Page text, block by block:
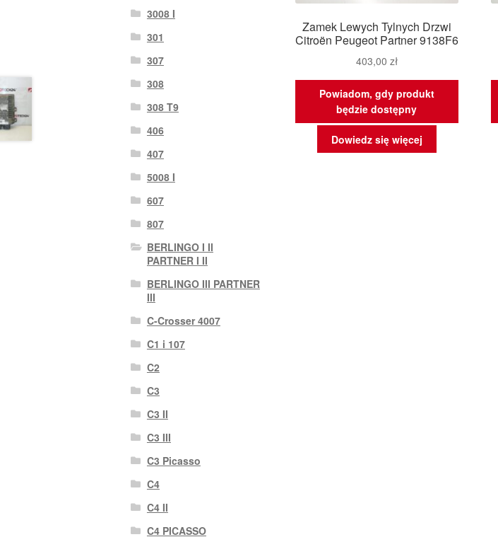
Zamek Lewych Tylnych Drzwi
Citroën Peugeot Partner 9138F6
403,00 zł
Powiadom, gdy produkt
będzie dostępny
Dowiedz się więcej
3008 I
301
307
308
308 T9
406
407
5008 I
607
807
BERLINGO I II
PARTNER I II
BERLINGO III PARTNER
III
C-Crosser 4007
C1 i 107
C2
C3
C3 II
C3 III
C3 Picasso
C4
C4 II
C4 PICASSO